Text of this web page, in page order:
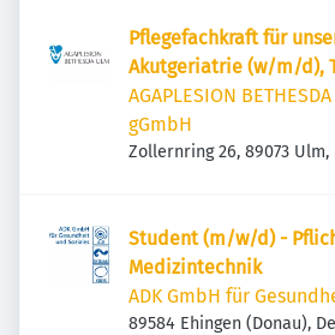
Pflegefachkraft für
Akutgeriatrie (w/m/d),
AGAPLESION
gGmbH
Zollernring 26, 89073 Ulm,
Student (m/w/d) -
Medizintechnik
ADK GmbH für
89584 Ehingen (Donau),